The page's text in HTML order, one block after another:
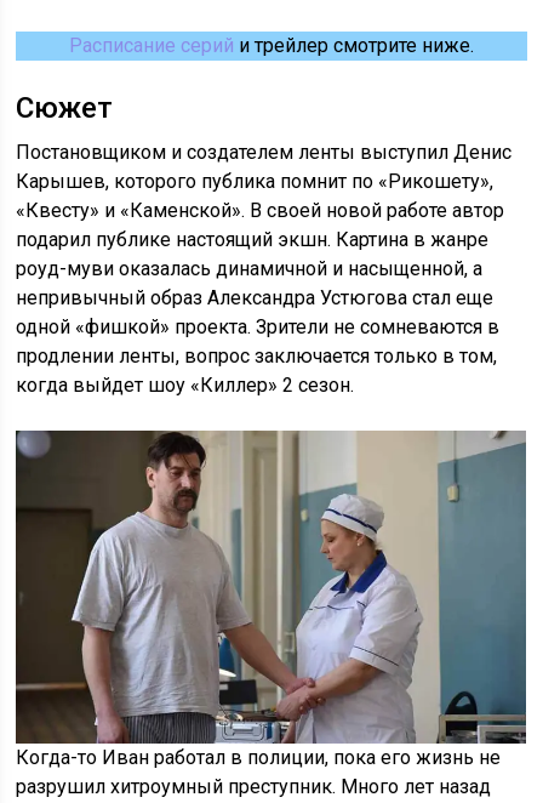
Расписание серий и трейлер смотрите ниже.
Сюжет
Постановщиком и создателем ленты выступил Денис
Карышев, которого публика помнит по «Рикошету»,
«Квесту» и «Каменской». В своей новой работе автор
подарил публике настоящий экшн. Картина в жанре
роуд-муви оказалась динамичной и насыщенной, а
непривычный образ Александра Устюгова стал еще
одной «фишкой» проекта. Зрители не сомневаются в
продлении ленты, вопрос заключается только в том,
когда выйдет шоу «Киллер» 2 сезон.
Когда-то Иван работал в полиции, пока его жизнь не
разрушил хитроумный преступник. Много лет назад